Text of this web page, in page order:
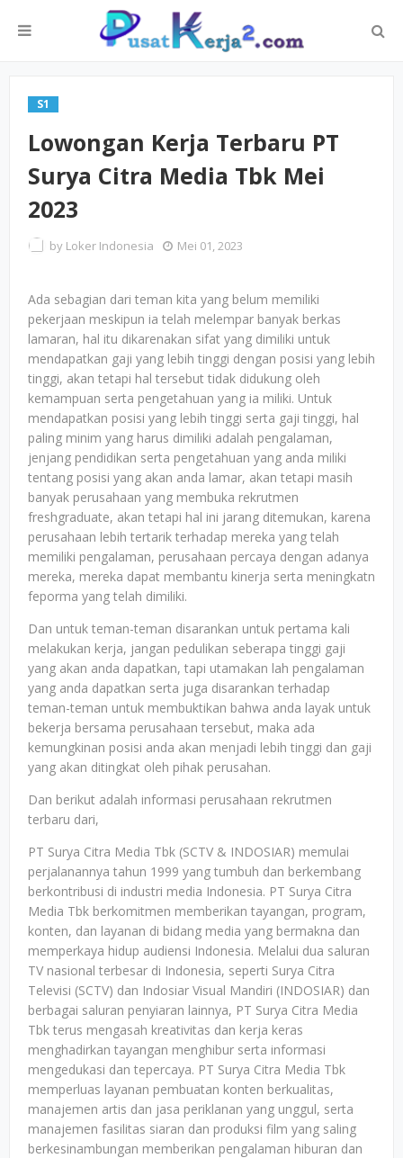
S1
Lowongan Kerja Terbaru PT
Surya Citra Media Tbk Mei
2023
by Loker Indonesia Mei 01, 2023
Ada sebagian dari teman kita yang belum memiliki
pekerjaan meskipun ia telah melempar banyak berkas
lamaran, hal itu dikarenakan sifat yang dimiliki untuk
mendapatkan gaji yang lebih tinggi dengan posisi yang lebih
tinggi, akan tetapi hal tersebut tidak didukung oleh
kemampuan serta pengetahuan yang ia miliki. Untuk
mendapatkan posisi yang lebih tinggi serta gaji tinggi, hal
paling minim yang harus dimiliki adalah pengalaman,
jenjang pendidikan serta pengetahuan yang anda miliki
tentang posisi yang akan anda lamar, akan tetapi masih
banyak perusahaan yang membuka rekrutmen
freshgraduate, akan tetapi hal ini jarang ditemukan, karena
perusahaan lebih tertarik terhadap mereka yang telah
memiliki pengalaman, perusahaan percaya dengan adanya
mereka, mereka dapat membantu kinerja serta meningkatn
feporma yang telah dimiliki.
Dan untuk teman-teman disarankan untuk pertama kali
melakukan kerja, jangan pedulikan seberapa tinggi gaji
yang akan anda dapatkan, tapi utamakan lah pengalaman
yang anda dapatkan serta juga disarankan terhadap
teman-teman untuk membuktikan bahwa anda layak untuk
bekerja bersama perusahaan tersebut, maka ada
kemungkinan posisi anda akan menjadi lebih tinggi dan gaji
yang akan ditingkat oleh pihak perusahan.
Dan berikut adalah informasi perusahaan rekrutmen
terbaru dari,
PT Surya Citra Media Tbk (SCTV & INDOSIAR) memulai
perjalanannya tahun 1999 yang tumbuh dan berkembang
berkontribusi di industri media Indonesia. PT Surya Citra
Media Tbk berkomitmen memberikan tayangan, program,
konten, dan layanan di bidang media yang bermakna dan
memperkaya hidup audiensi Indonesia. Melalui dua saluran
TV nasional terbesar di Indonesia, seperti Surya Citra
Televisi (SCTV) dan Indosiar Visual Mandiri (INDOSIAR) dan
berbagai saluran penyiaran lainnya, PT Surya Citra Media
Tbk terus mengasah kreativitas dan kerja keras
menghadirkan tayangan menghibur serta informasi
mengedukasi dan tepercaya. PT Surya Citra Media Tbk
memperluas layanan pembuatan konten berkualitas,
manajemen artis dan jasa periklanan yang unggul, serta
manajemen fasilitas siaran dan produksi film yang saling
berkesinambungan memberikan pengalaman hiburan dan